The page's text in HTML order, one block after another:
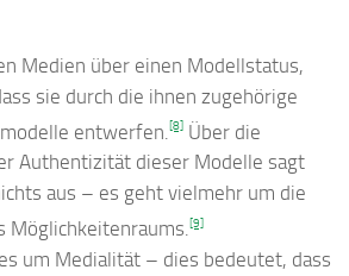
Medien über einen Modellstatus,
sie durch die ihnen zugehörige
entwerfen. [8] Über die
Authentizität dieser Modelle sagt
aus – es geht vielmehr um die
Möglichkeitenraums. [9]
um Medialität – dies bedeutet, dass